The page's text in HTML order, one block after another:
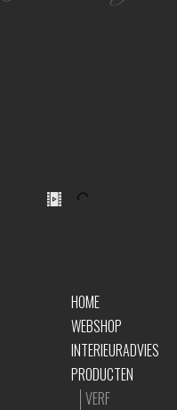
HOME
WEBSHOP
INTERIEURADVIES
PRODUCTEN
VERF